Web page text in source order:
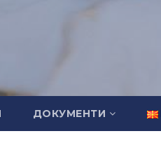
ДОКУМЕНТИ